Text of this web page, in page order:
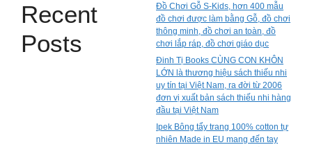
Recent
Posts
Đồ Chơi Gỗ S-Kids, hơn 400 mẫu
đồ chơi được làm bằng Gỗ, đồ chơi
thông minh, đồ chơi an toàn, đồ
chơi lắp ráp, đồ chơi giáo dục
Đinh Tị Books CÙNG CON KHÔN
LỚN là thương hiệu sách thiếu nhi
uy tín tại Việt Nam, ra đời từ 2006
đơn vị xuất bản sách thiếu nhi hàng
đầu tại Việt Nam
Ipek Bông tẩy trang 100% cotton tự
nhiên Made in EU mang đến tay